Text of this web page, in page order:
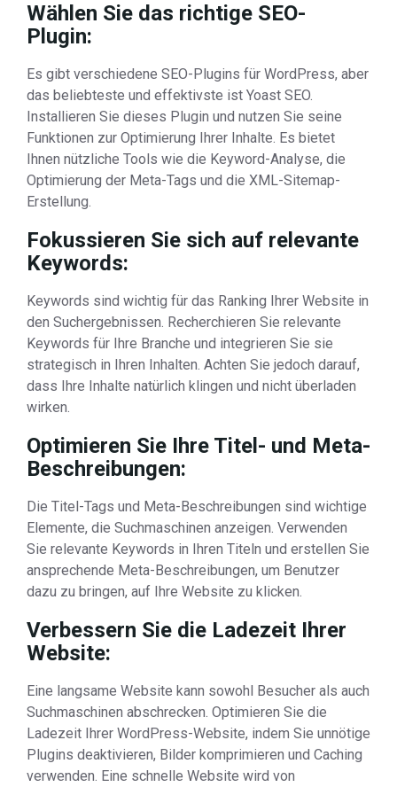
Wählen Sie das richtige SEO-
Plugin:
Es gibt verschiedene SEO-Plugins für WordPress, aber
das beliebteste und effektivste ist Yoast SEO.
Installieren Sie dieses Plugin und nutzen Sie seine
Funktionen zur Optimierung Ihrer Inhalte. Es bietet
Ihnen nützliche Tools wie die Keyword-Analyse, die
Optimierung der Meta-Tags und die XML-Sitemap-
Erstellung.
Fokussieren Sie sich auf relevante
Keywords:
Keywords sind wichtig für das Ranking Ihrer Website in
den Suchergebnissen. Recherchieren Sie relevante
Keywords für Ihre Branche und integrieren Sie sie
strategisch in Ihren Inhalten. Achten Sie jedoch darauf,
dass Ihre Inhalte natürlich klingen und nicht überladen
wirken.
Optimieren Sie Ihre Titel- und Meta-
Beschreibungen:
Die Titel-Tags und Meta-Beschreibungen sind wichtige
Elemente, die Suchmaschinen anzeigen. Verwenden
Sie relevante Keywords in Ihren Titeln und erstellen Sie
ansprechende Meta-Beschreibungen, um Benutzer
dazu zu bringen, auf Ihre Website zu klicken.
Verbessern Sie die Ladezeit Ihrer
Website:
Eine langsame Website kann sowohl Besucher als auch
Suchmaschinen abschrecken. Optimieren Sie die
Ladezeit Ihrer WordPress-Website, indem Sie unnötige
Plugins deaktivieren, Bilder komprimieren und Caching
verwenden. Eine schnelle Website wird von